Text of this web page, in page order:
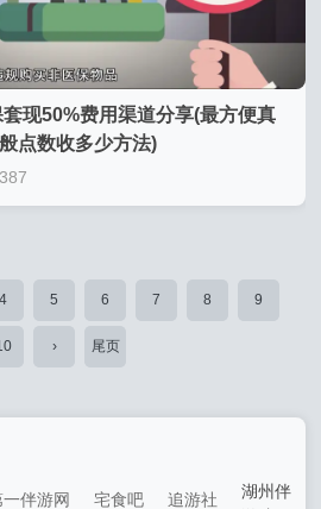
现50%费用渠道分享(最方便真
点数收多少方法)
4 5 6 7 8 9
› 尾页
一伴游网 宅食吧 追游社
湖州伴